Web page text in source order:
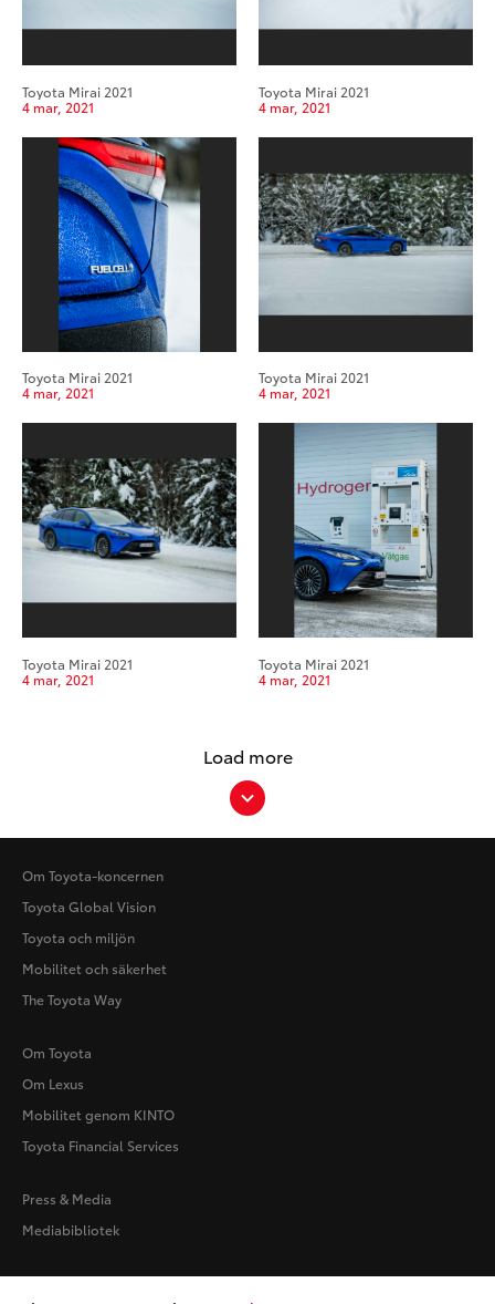
Toyota Mirai 2021
4 mar, 2021
Toyota Mirai 2021
4 mar, 2021
Toyota Mirai 2021
4 mar, 2021
Toyota Mirai 2021
4 mar, 2021
Toyota Mirai 2021
4 mar, 2021
Toyota Mirai 2021
4 mar, 2021
Load more
Om Toyota-koncernen
Toyota Global Vision
Toyota och miljön
Mobilitet och säkerhet
The Toyota Way
Om Toyota
Om Lexus
Mobilitet genom KINTO
Toyota Financial Services
Press & Media
Mediabibliotek
Användarvillkor